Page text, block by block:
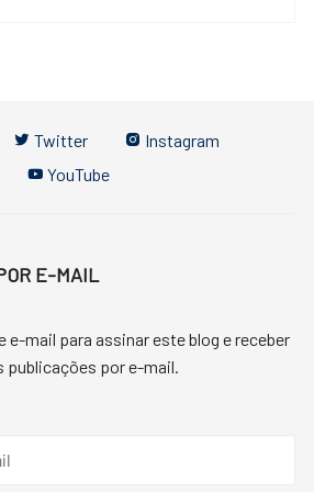
Twitter
Instagram
YouTube
E-MAIL
e-mail para assinar este blog e receber
por e-mail.